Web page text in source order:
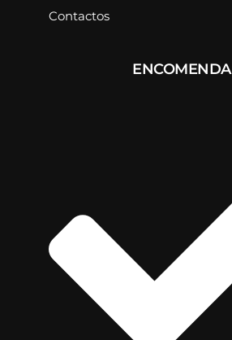
Contactos
ENCOMENDA